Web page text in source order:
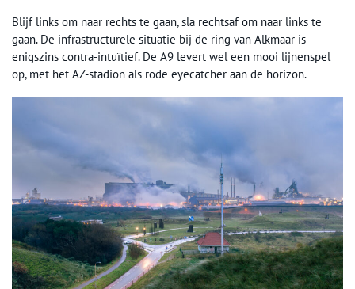
Blijf links om naar rechts te gaan, sla rechtsaf om naar links te
gaan. De infrastructurele situatie bij de ring van Alkmaar is
enigszins contra-intuïtief. De A9 levert wel een mooi lijnenspel
op, met het AZ-stadion als rode eyecatcher aan de horizon.